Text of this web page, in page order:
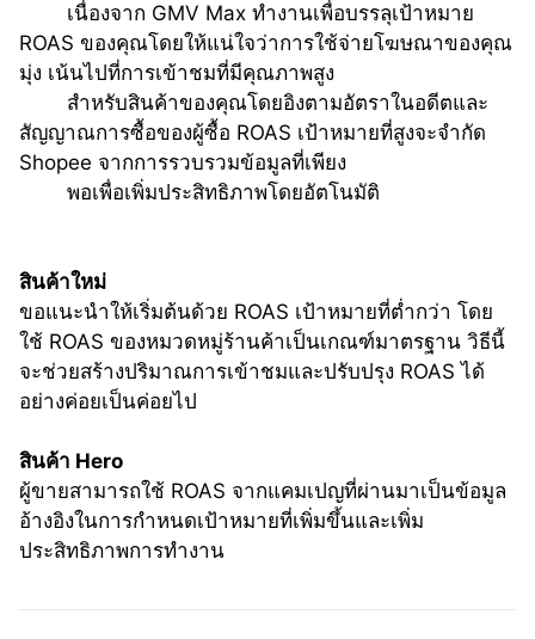
เนื่องจาก GMV Max ทำงานเพื่อบรรลุเป้าหมาย
ROAS ของคุณโดยให้แน่ใจว่าการใช้จ่ายโฆษณาของคุณ
มุ่ง เน้นไปที่การเข้าชมที่มีคุณภาพสูง
สำหรับสินค้าของคุณโดยอิงตามอัตราในอดีตและ
สัญญาณการซื้อของผู้ซื้อ ROAS เป้าหมายที่สูงจะจำกัด
Shopee จากการรวบรวมข้อมูลที่เพียง
พอเพื่อเพิ่มประสิทธิภาพโดยอัตโนมัติ
สินค้าใหม่
ขอแนะนำให้เริ่มต้นด้วย ROAS เป้าหมายที่ต่ำกว่า โดย
ใช้ ROAS ของหมวดหมู่ร้านค้าเป็นเกณฑ์มาตรฐาน วิธีนี้
จะช่วยสร้างปริมาณการเข้าชมและปรับปรุง ROAS ได้
อย่างค่อยเป็นค่อยไป
สินค้า Hero
ผู้ขายสามารถใช้ ROAS จากแคมเปญที่ผ่านมาเป็นข้อมูล
อ้างอิงในการกำหนดเป้าหมายที่เพิ่มขึ้นและเพิ่ม
ประสิทธิภาพการทำงาน